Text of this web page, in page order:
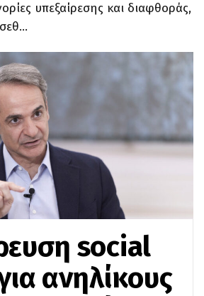
υπεξαίρεσης και διαφθοράς,
social
ανηλίκους